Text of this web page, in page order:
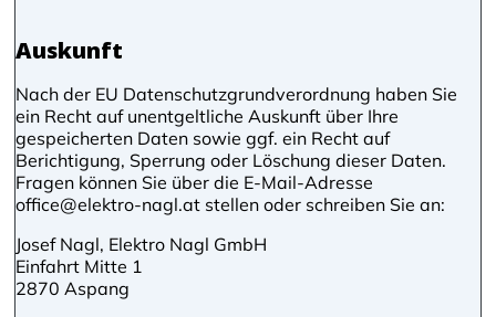
Auskunft
Nach der EU Datenschutzgrundverordnung haben Sie
ein Recht auf unentgeltliche Auskunft über Ihre
gespeicherten Daten sowie ggf. ein Recht auf
Berichtigung, Sperrung oder Löschung dieser Daten.
Fragen können Sie über die E-Mail-Adresse
office@elektro-nagl.at stellen oder schreiben Sie an:
Josef Nagl, Elektro Nagl GmbH
Einfahrt Mitte 1
2870 Aspang